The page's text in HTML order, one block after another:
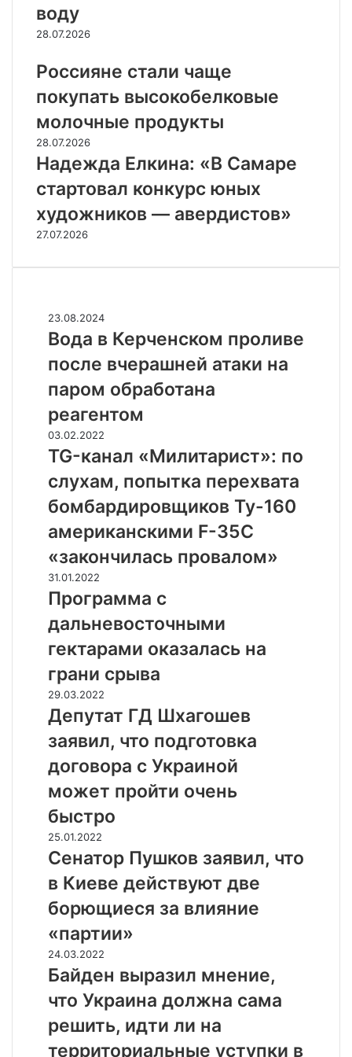
воду
28.07.2026
Россияне стали чаще
покупать высокобелковые
молочные продукты
28.07.2026
Надежда Елкина: «В Самаре
стартовал конкурс юных
художников — авердистов»
27.07.2026
В
о
в
е
р
ч
е
н
с
к
о
п
р
и
в
п
о
с
е
в
е
р
н
е
а
т
к
и
н
п
а
23.08.2024
Вода в Керченском проливе
после вчерашней атаки на
паром обработана
реагентом
T
G
к
а
н
а
М
и
т
р
и
с
»
:
о
с
л
х
а
,
п
ы
т
а
п
03.02.2022
TG-канал «Милитарист»: по
слухам, попытка перехвата
бомбардировщиков Ту-160
американскими F-35C
«закончилась провалом»
П
р
г
р
м
м
а
с
д
л
ь
н
е
в
о
т
о
н
ы
м
г
е
к
31.01.2022
Программа с
дальневосточными
гектарами оказалась на
грани срыва
Д
е
п
у
т
а
т
Г
Д
Ш
х
г
о
е
в
з
я
в
29.03.2022
Депутат ГД Шхагошев
заявил, что подготовка
договора с Украиной
может пройти очень
быстро
С
е
а
т
о
р
П
у
ш
к
в
з
25.01.2022
Сенатор Пушков заявил, что
в Киеве действуют две
борющиеся за влияние
«партии»
Б
а
д
е
н
в
24.03.2022
Байден выразил мнение,
что Украина должна сама
решить, идти ли на
территориальные уступки в